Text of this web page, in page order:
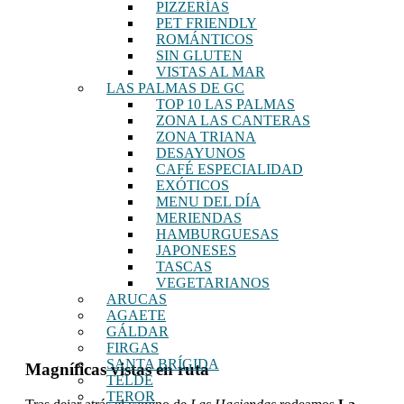
PIZZERÍAS
PET FRIENDLY
ROMÁNTICOS
SIN GLUTEN
VISTAS AL MAR
LAS PALMAS DE GC
TOP 10 LAS PALMAS
ZONA LAS CANTERAS
ZONA TRIANA
DESAYUNOS
CAFÉ ESPECIALIDAD
EXÓTICOS
MENU DEL DÍA
MERIENDAS
HAMBURGUESAS
JAPONESES
TASCAS
VEGETARIANOS
ARUCAS
AGAETE
GÁLDAR
FIRGAS
SANTA BRÍGIDA
TELDE
TEROR
Magníficas vistas en ruta